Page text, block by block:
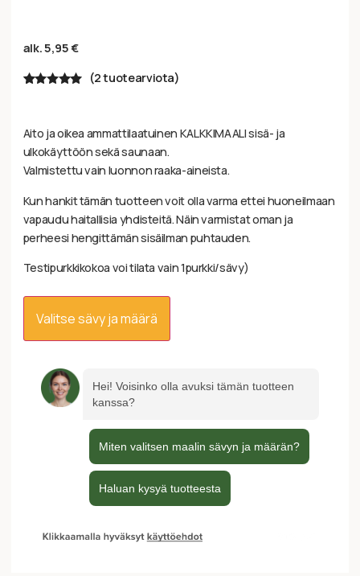
alk.5,95€
asiakkaan
arvotukseen.
(2tuotearviota)
Aito ja oikea ammattilaatuinen KALKKIMAALI sisä- ja
ulkokäyttöön sekä saunaan.
Valmistettu vain luonnon raaka-aineista.
Kun hankit tämän tuotteen voit olla varma ettei huoneilmaan
vapaudu haitallisia yhdisteitä. Näin varmistat oman ja
perheesi hengittämän sisäilman puhtauden.
Testipurkkikokoa voi tilata vain 1purkki/sävy)
Valitse sävy ja määrä